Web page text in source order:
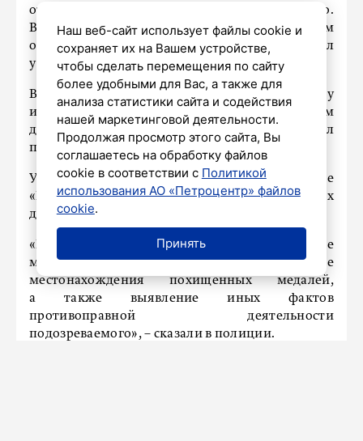
от противоправных действий задержанного.
Весной и летом 2024 года он под видом
оформления льготной путевки похитил
у петербуржцев государственные награды.
В ходе обыска обнаружили и изъяли одну
из похищенных наград. По оперативным
данным, остальные злоумышленник продал
покупателям через Интернет.
Уголовное дело возбуждено по статье
«Приобретение или сбыт официальных
документов и государственных наград».
«Проводятся оперативно-разыскные
мероприятия, направленные на установление
местонахождения похищенных медалей,
а также выявление иных фактов
противоправной деятельности
подозреваемого», – сказали в полиции.
Наш веб-сайт использует файлы cookie и
сохраняет их на Вашем устройстве,
чтобы сделать перемещения по сайту
более удобными для Вас, а также для
анализа статистики сайта и содействия
нашей маркетинговой деятельности.
Продолжая просмотр этого сайта, Вы
соглашаетесь на обработку файлов
cookie в соответствии с Политикой
использования АО «Петроцентр» файлов
cookie.
Принять